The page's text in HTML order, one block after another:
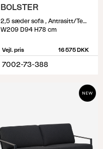
BOLSTER
2,5 sæder sofa , Antrasitt/Teddy Verde
W209 D94 H78 cm
Vejl. pris 16 575 DKK
7002-73-388